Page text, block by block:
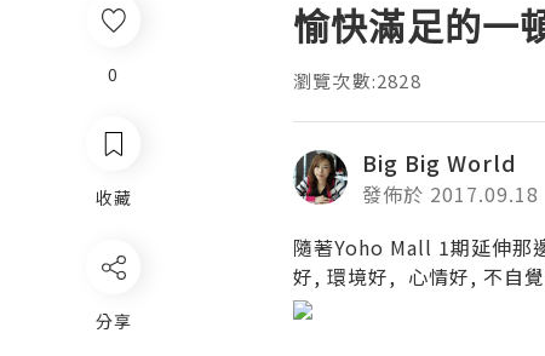
愉快滿足的一
瀏覽次數:2828
Big Big World
發佈於 2017.09.18
隨著Yoho Mall 1期延伸那
好, 環境好, 心情好, 不自
0
收藏
分享